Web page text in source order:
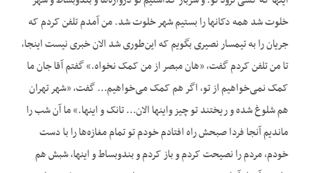
خلوت شد همه دکان‏ها را بستیم شهر خلوت شد. من آمدم تلفن کردم که
جریان را به تیمسار نصیری بگویم که این‌طوری شد الان خبری نیست اینجا،
تا من تلفن کردم گفت، «‌هان مبصر از من کمک نخواه.» گفتم آقا جان ما
کمک نمی‌خواهیم از تو، اگر هم کمک می‌خواهیم… گفت، «شهر تهران
هم شلوغ شده و ریختند تو چیز واین‏ها الان… تانک و این‏ها.» ما آن شب را
ماندیم آنجا فردا صبحش راه افتادم خودم تو تمام مغازه‌ها را با دست
خودم، مردم را نصیحت کردم و باز کردم و بندوبساط و این‏ها، شبش هم